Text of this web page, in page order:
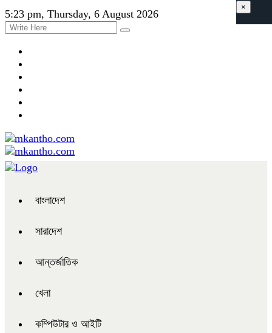
5:23 pm, Thursday, 6 August 2026
বাংলাদেশ
সারাদেশ
আন্তর্জাতিক
খেলা
কম্পিউটার ও আইটি
×